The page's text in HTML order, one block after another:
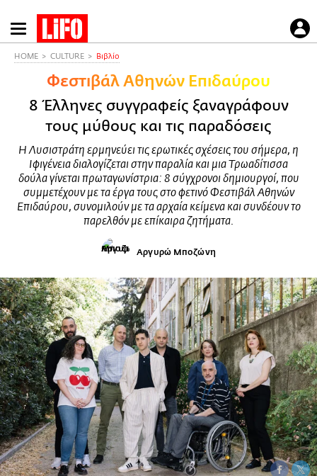
Παράκαμψη
προς
περιεχόμενο
HOME CULTURE Βιβλίο
Φεστιβάλ Αθηνών Επιδαύρου
8 Έλληνες συγγραφείς ξαναγράφουν
τους μύθους και τις παραδόσεις
Η Λυσιστράτη ερμηνεύει τις ερωτικές σχέσεις του σήμερα, η
Ιφιγένεια διαλογίζεται στην παραλία και μια Τρωαδίτισσα
δούλα γίνεται πρωταγωνίστρια: 8 σύγχρονοι δημιουργοί, που
συμμετέχουν με τα έργα τους στο φετινό Φεστιβάλ Αθηνών
Επιδαύρου, συνομιλούν με τα αρχαία κείμενα και συνδέουν το
παρελθόν με επίκαιρα ζητήματα.
Αργυρώ Μποζώνη